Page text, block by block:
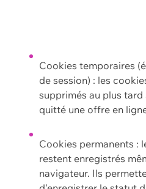
Cookies temporaires
de session) : les
supprimés au plus
quitté une offre en
Cookies permanents :
restent enregistrés
navigateur. Ils